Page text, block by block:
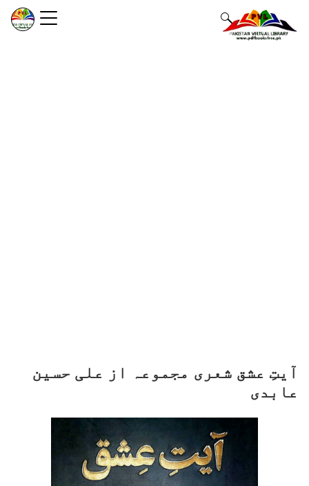
آیتِ عشق شعری مجموعہ از علی حسین
عابدی